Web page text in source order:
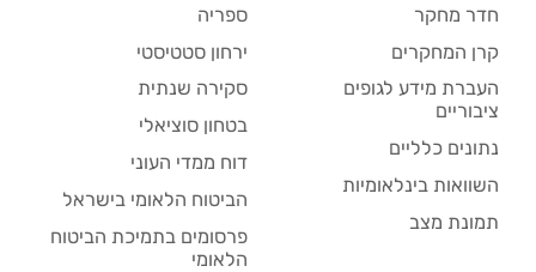
חדר מחקר
קרן המחקרים
העברת מידע לגופים
ציבוריים
נתונים כלליים
השוואות בינלאומיות
תמונת מצב
ספריה
ירחון סטטיסטי
סקירה שנתית
בטחון סוציאלי
דוח ממדי העוני
הביטוח הלאומי בישראל
פרסומים בתמיכת הביטוח
הלאומי